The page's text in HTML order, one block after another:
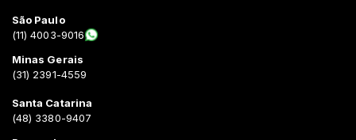
São Paulo
(11) 4003-9016
Minas Gerais
(31) 2391-4559
Santa Catarina
(48) 3380-9407